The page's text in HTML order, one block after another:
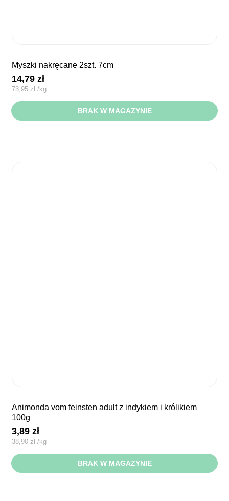
myszki nakręcane 2szt. 7cm
14,79zł
73,95zł /kg
BRAK W MAGAZYNIE
animonda vom feinsten adult z indykiem i królikiem
100g
3,89zł
38,90zł /kg
BRAK W MAGAZYNIE